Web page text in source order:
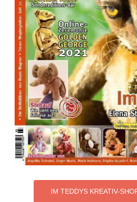
IM TEDDYS KREATIV-